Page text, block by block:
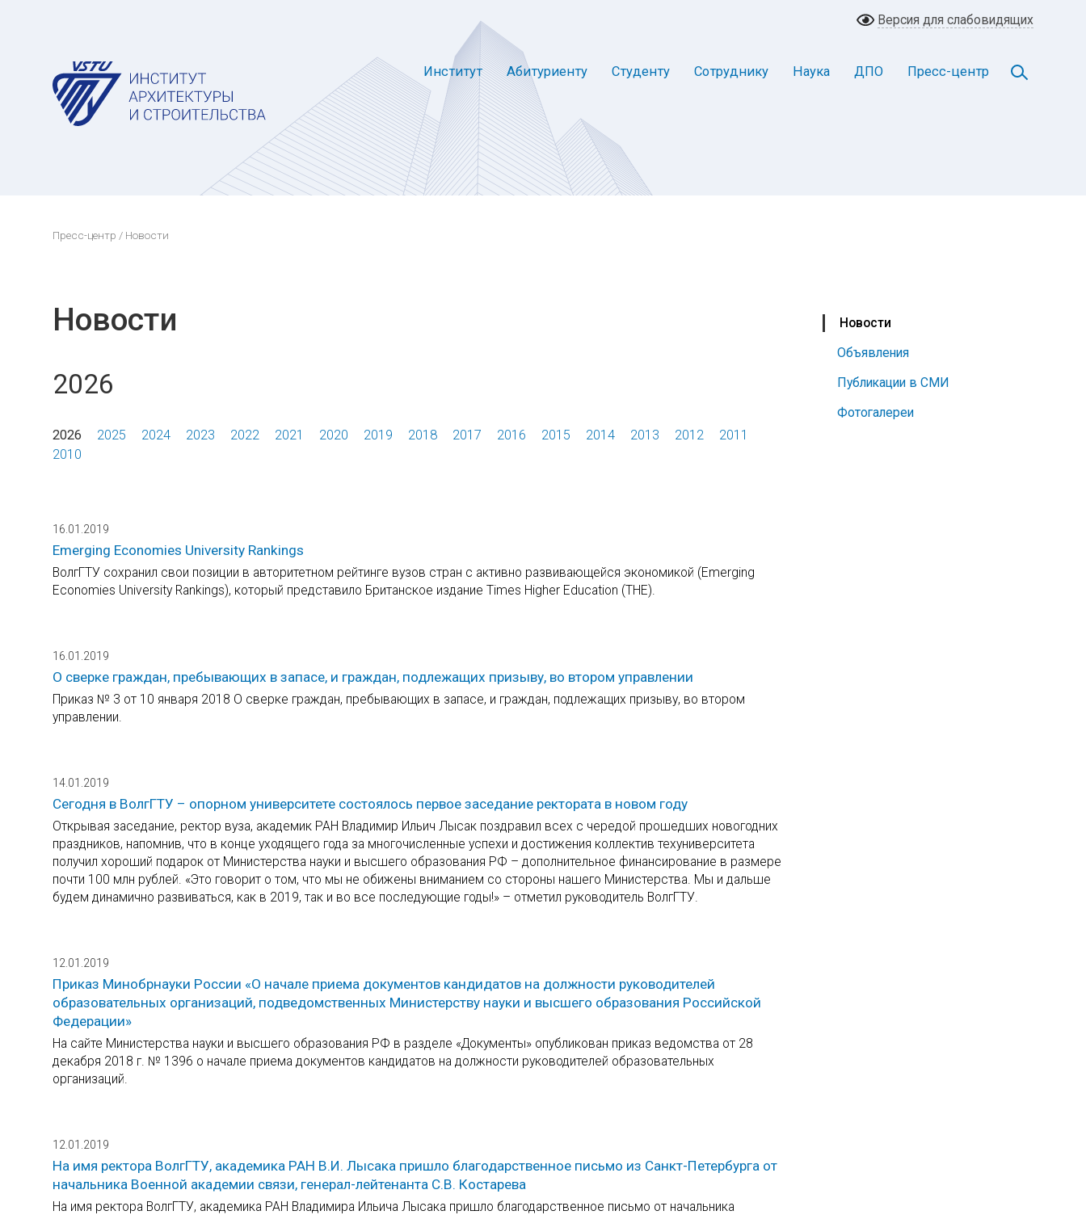
Версия для слабовидящих
Институт Абитуриенту Студенту Сотруднику Наука ДПО Пресс-центр
Пресс-центр / Новости
Новости
Объявления
Публикации в СМИ
Фотогалереи
Новости
2026
2026 2025 2024 2023 2022 2021 2020 2019 2018 2017 2016 2015 2014 2013 2012
2011
2010
16.01.2019
Emerging Economies University Rankings
ВолгГТУ сохранил свои позиции в авторитетном рейтинге вузов стран с активно развивающейся экономикой (Emerging
Economies University Rankings), который представило Британское издание Times Higher Education (THE).
16.01.2019
О сверке граждан, пребывающих в запасе, и граждан, подлежащих призыву, во втором управлении
Приказ № 3 от 10 января 2018 О сверке граждан, пребывающих в запасе, и граждан, подлежащих призыву, во втором
управлении.
14.01.2019
Сегодня в ВолгГТУ – опорном университете состоялось первое заседание ректората в новом году
Открывая заседание, ректор вуза, академик РАН Владимир Ильич Лысак поздравил всех с чередой прошедших новогодних
праздников, напомнив, что в конце уходящего года за многочисленные успехи и достижения коллектив техуниверситета
получил хороший подарок от Министерства науки и высшего образования РФ – дополнительное финансирование в размере
почти 100 млн рублей. «Это говорит о том, что мы не обижены вниманием со стороны нашего Министерства. Мы и дальше
будем динамично развиваться, как в 2019, так и во все последующие годы!» – отметил руководитель ВолгГТУ.
12.01.2019
Приказ Минобрнауки России «О начале приема документов кандидатов на должности руководителей
образовательных организаций, подведомственных Министерству науки и высшего образования Российской
Федерации»
На сайте Министерства науки и высшего образования РФ в разделе «Документы» опубликован приказ ведомства от 28
декабря 2018 г. № 1396 о начале приема документов кандидатов на должности руководителей образовательных
организаций.
12.01.2019
На имя ректора ВолгГТУ, академика РАН В.И. Лысака пришло благодарственное письмо из Санкт-Петербурга от
начальника Военной академии связи, генерал-лейтенанта С.В. Костарева
На имя ректора ВолгГТУ, академика РАН Владимира Ильича Лысака пришло благодарственное письмо от начальника